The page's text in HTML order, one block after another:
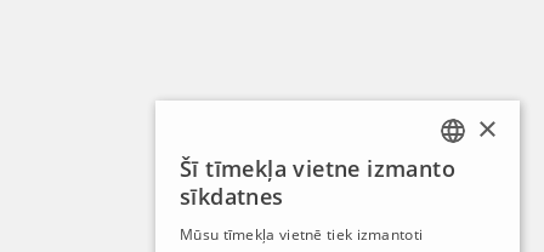
LATVIAN
×
Šī tīmekļa vietne izmanto
sīkdatnes
Mūsu tīmekļa vietnē tiek izmantoti